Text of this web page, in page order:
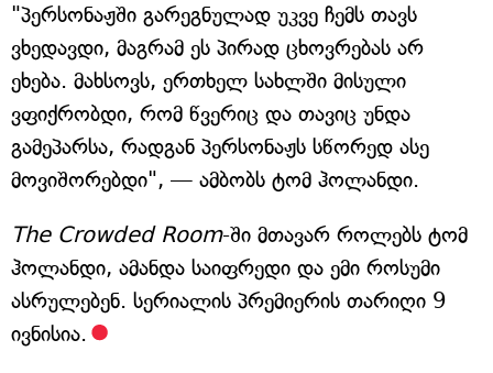
"პერსონაჟში გარეგნულად უკვე ჩემს თავს
ვხედავდი, მაგრამ ეს პირად ცხოვრებას არ
ეხება. მახსოვს, ერთხელ სახლში მისული
ვფიქრობდი, რომ წვერიც და თავიც უნდა
გამეპარსა, რადგან პერსონაჟს სწორედ ასე
მოვიშორებდი", — ამბობს ტომ ჰოლანდი.
The Crowded Room-ში მთავარ როლებს ტომ
ჰოლანდი, ამანდა საიფრედი და ემი როსუმი
ასრულებენ. სერიალის პრემიერის თარიღი 9
ივნისია.